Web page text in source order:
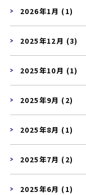
2026年1月 (1)
2025年12月 (3)
2025年10月 (1)
2025年9月 (2)
2025年8月 (1)
2025年7月 (2)
2025年6月 (1)